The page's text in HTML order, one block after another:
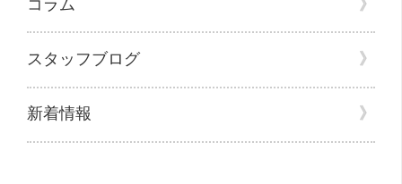
コラム
スタッフブログ
新着情報